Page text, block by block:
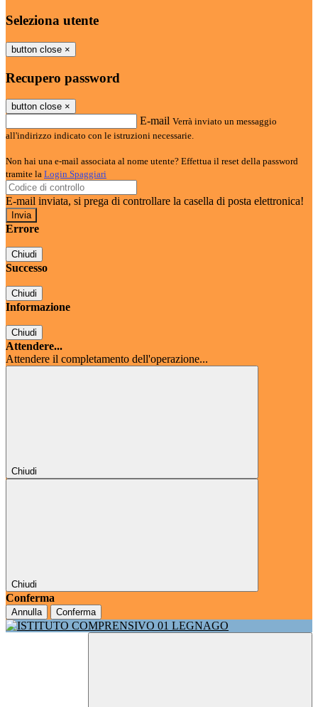
Seleziona utente
button close ×
Recupero password
button close ×
E-mail Verrà inviato un messaggio
all'indirizzo indicato con le istruzioni necessarie.
Non hai una e-mail associata al nome utente? Effettua il reset della password
tramite la Login Spaggiari
E-mail inviata, si prega di controllare la casella di posta elettronica!
Errore
Chiudi
Successo
Chiudi
Informazione
Chiudi
Attendere...
Attendere il completamento dell'operazione...
Chiudi
Chiudi
Conferma
Annulla Conferma